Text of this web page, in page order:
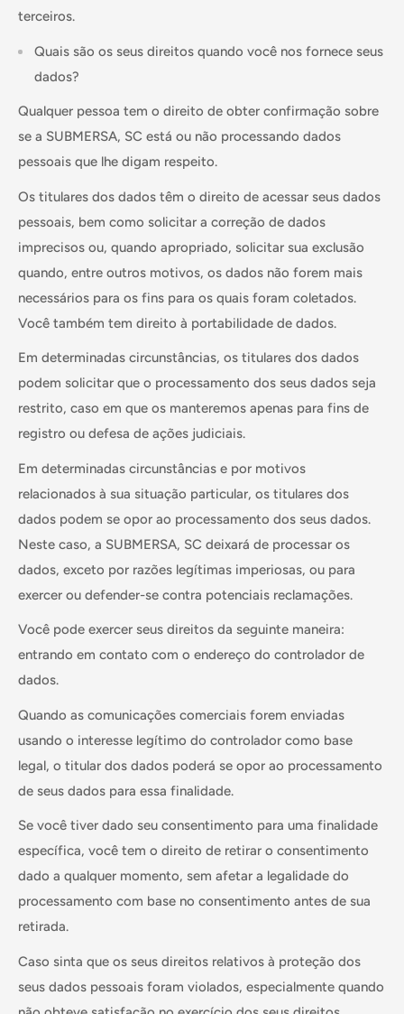
terceiros.
Quais são os seus direitos quando você nos fornece seus
dados?
Qualquer pessoa tem o direito de obter confirmação sobre
se a SUBMERSA, SC está ou não processando dados
pessoais que lhe digam respeito.
Os titulares dos dados têm o direito de acessar seus dados
pessoais, bem como solicitar a correção de dados
imprecisos ou, quando apropriado, solicitar sua exclusão
quando, entre outros motivos, os dados não forem mais
necessários para os fins para os quais foram coletados.
Você também tem direito à portabilidade de dados.
Em determinadas circunstâncias, os titulares dos dados
podem solicitar que o processamento dos seus dados seja
restrito, caso em que os manteremos apenas para fins de
registro ou defesa de ações judiciais.
Em determinadas circunstâncias e por motivos
relacionados à sua situação particular, os titulares dos
dados podem se opor ao processamento dos seus dados.
Neste caso, a SUBMERSA, SC deixará de processar os
dados, exceto por razões legítimas imperiosas, ou para
exercer ou defender-se contra potenciais reclamações.
Você pode exercer seus direitos da seguinte maneira:
entrando em contato com o endereço do controlador de
dados.
Quando as comunicações comerciais forem enviadas
usando o interesse legítimo do controlador como base
legal, o titular dos dados poderá se opor ao processamento
de seus dados para essa finalidade.
Se você tiver dado seu consentimento para uma finalidade
específica, você tem o direito de retirar o consentimento
dado a qualquer momento, sem afetar a legalidade do
processamento com base no consentimento antes de sua
retirada.
Caso sinta que os seus direitos relativos à proteção dos
seus dados pessoais foram violados, especialmente quando